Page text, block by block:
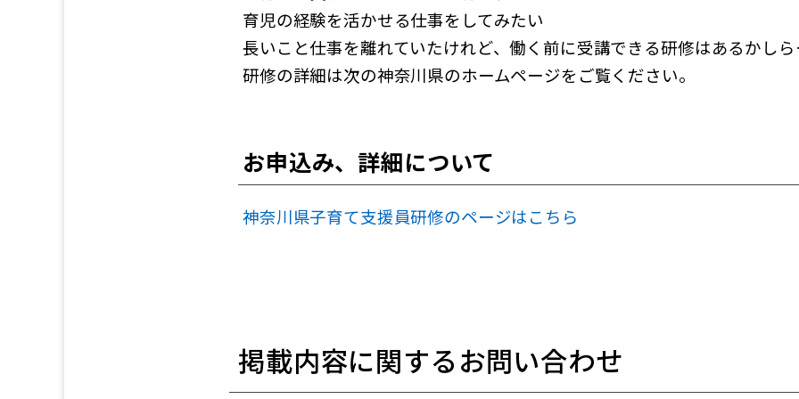
育児の経験を活かせる仕事をしてみたい
長いこと仕事を離れていたけれど、働く前に受講できる研修はあるかし
研修の詳細は次の神奈川県のホームページをご覧ください。
お申込み、詳細について
神奈川県子育て支援員研修のページはこちら
掲載内容に関するお問い合わせ